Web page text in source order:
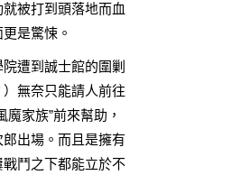
被打到頭落地而血
是驚悚。
遭到誠士館的圍剿
無奈只能請人前往
家族”前來幫助，
出場。而且是擁有
鬥之下都能立於不